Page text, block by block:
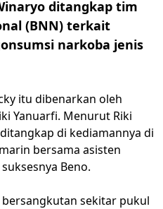
ditangkap tim
(BNN) terkait
narkoba jenis
itu dibenarkan oleh
Yanuarfi. Menurut Riki
di kediamannya di
bersama asisten
Beno.
sekitar pukul